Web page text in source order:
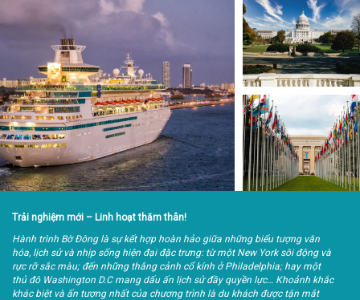
Trải nghiệm mới – Linh hoạt thăm thân!
Hành trình Bờ Đông là sự kết hợp hoàn hảo giữa những biểu tượng văn
hóa, lịch sử và nhịp sống hiện đại đặc trưng: từ một New York sôi động và
rực rỡ sắc màu; đến những thắng cảnh cổ kính ở Philadelphia; hay một
thủ đô Washington D.C mang dấu ấn lịch sử đầy quyền lực… Khoảnh khắc
khác biệt và ấn tượng nhất của chương trình là du khách được tận mắt